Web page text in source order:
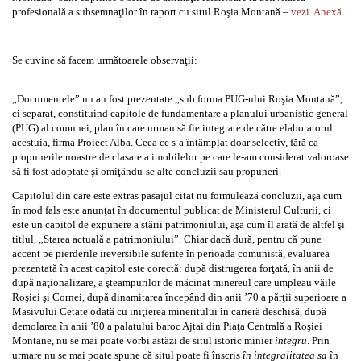
profesională a subsemnaţilor în raport cu situl Roşia Montană – vezi. Anexă
Se cuvine să facem următoarele observaţii:
„Documentele” nu au fost prezentate „sub forma PUG-ului Roşia Montană”,
ci separat, constituind capitole de fundamentare a planului urbanistic general
(PUG) al comunei, plan în care urmau să fie integrate de către elaboratorul
acestuia, firma Proiect Alba. Ceea ce s-a întâmplat doar selectiv, fără ca
propunerile noastre de clasare a imobilelor pe care le-am considerat valoroase
să fi fost adoptate şi omiţându-se alte concluzii sau propuneri.
Capitolul din care este extras pasajul citat nu formulează concluzii, aşa cum
în mod fals este anunţat în documentul publicat de Ministerul Culturii, ci
este un capitol de expunere a stării patrimoniului, aşa cum îl arată de altfel şi
titlul, „Starea actuală a patrimoniului”. Chiar dacă dură, pentru că pune
accent pe pierderile ireversibile suferite în perioada comunistă, evaluarea
prezentată în acest capitol este corectă: după distrugerea forţată, în anii de
după naţionalizare, a şteampurilor de măcinat minereul care umpleau văile
Roşiei şi Cornei, după dinamitarea începând din anii ’70 a părţii superioare a
Masivului Cetate odată cu iniţierea mineritului în carieră deschisă, după
demolarea în anii ’80 a palatului baroc Ajtai din Piaţa Centrală a Roşiei
Montane, nu se mai poate vorbi astăzi de situl istoric minier integru . Prin
urmare nu se mai poate spune că situl poate fi înscris în integralitatea sa în